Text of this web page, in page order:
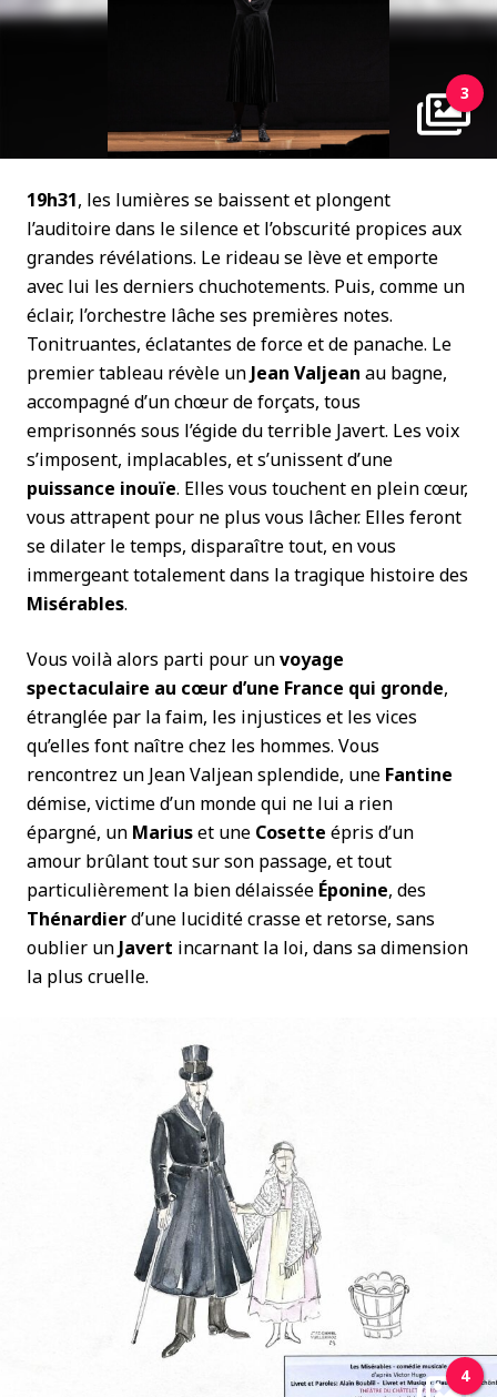
3
19h31, les lumières se baissent et plongent
l’auditoire dans le silence et l’obscurité propices aux
grandes révélations. Le rideau se lève et emporte
avec lui les derniers chuchotements. Puis, comme un
éclair, l’orchestre lâche ses premières notes.
Tonitruantes, éclatantes de force et de panache. Le
premier tableau révèle un Jean Valjean au bagne,
accompagné d’un chœur de forçats, tous
emprisonnés sous l’égide du terrible Javert. Les voix
s’imposent, implacables, et s’unissent d’une
puissance inouïe. Elles vous touchent en plein cœur,
vous attrapent pour ne plus vous lâcher. Elles feront
se dilater le temps, disparaître tout, en vous
immergeant totalement dans la tragique histoire des
Misérables.
Vous voilà alors parti pour unvoyage
spectaculaire au cœur d’une France qui gronde,
étranglée par la faim, les injustices et les vices
qu’elles font naître chez les hommes. Vous
rencontrez un Jean Valjean splendide, une Fantine
démise, victime d’un monde qui ne lui a rien
épargné, un Mariuset une Cosette épris d’un
amour brûlant tout sur son passage, et tout
particulièrement la bien délaissée Éponine, des
Thénardierd’une lucidité crasse et retorse, sans
oublier un Javert incarnant la loi, dans sa dimension
la plus cruelle.
4